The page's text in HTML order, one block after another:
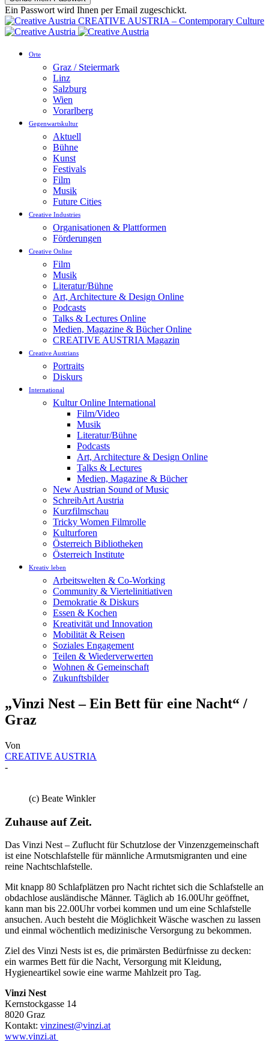
Ein Passwort wird Ihnen per Email zugeschickt.
CREATIVE AUSTRIA – Contemporary Culture
Orte
Graz / Steiermark
Linz
Salzburg
Wien
Vorarlberg
Gegenwartskultur
Aktuell
Bühne
Kunst
Festivals
Film
Musik
Future Cities
Creative Industries
Organisationen & Plattformen
Förderungen
Creative Online
Film
Musik
Literatur/Bühne
Art, Architecture & Design Online
Podcasts
Talks & Lectures Online
Medien, Magazine & Bücher Online
CREATIVE AUSTRIA Magazin
Creative Austrians
Portraits
Diskurs
International
Kultur Online International
Film/Video
Musik
Literatur/Bühne
Podcasts
Art, Architecture & Design Online
Talks & Lectures
Medien, Magazine & Bücher
New Austrian Sound of Music
SchreibArt Austria
Kurzfilmschau
Tricky Women Filmrolle
Kulturforen
Österreich Bibliotheken
Österreich Institute
Kreativ leben
Arbeitswelten & Co-Working
Community & Viertelinitiativen
Demokratie & Diskurs
Essen & Kochen
Kreativität und Innovation
Mobilität & Reisen
Soziales Engagement
Teilen & Wiederverwerten
Wohnen & Gemeinschaft
Zukunftsbilder
„Vinzi Nest – Ein Bett für eine Nacht“ /
Graz
Von
CREATIVE AUSTRIA
-
(c) Beate Winkler
Zuhause auf Zeit.
Das Vinzi Nest – Zuflucht für Schutzlose der Vinzenzgemeinschaft
ist eine Notschlafstelle für männliche Armutsmigranten und eine
reine Nachtschlafstelle.
Mit knapp 80 Schlafplätzen pro Nacht richtet sich die Schlafstelle an
obdachlose ausländische Männer. Täglich ab 16.00Uhr geöffnet,
kann man bis 22.00Uhr vorbei kommen und um eine Schlafstelle
ansuchen. Auch besteht die Möglichkeit Wäsche waschen zu lassen
und einmal wöchentlich medizinische Versorgung zu bekommen.
Ziel des Vinzi Nests ist es, die primärsten Bedürfnisse zu decken:
ein warmes Bett für die Nacht, Versorgung mit Kleidung,
Hygieneartikel sowie eine warme Mahlzeit pro Tag.
Vinzi Nest
Kernstockgasse 14
8020 Graz
Kontakt: vinzinest@vinzi.at
www.vinzi.at